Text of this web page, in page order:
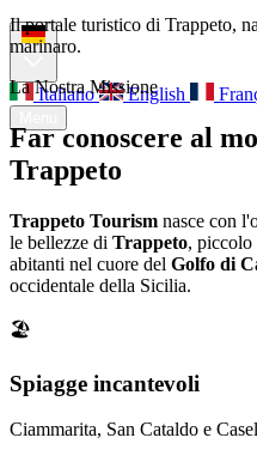
Italiano English
Il portale turistico di Trappeto,
marinaro.
La Nostra Missione
Far conoscere al
Trappeto
Trappeto Tourism nasce con
le bellezze di Trappeto, piccolo
abitanti nel cuore del Golfo di
occidentale della Sicilia.
🏖️
Spiagge incantevoli
Ciammarita, San Cataldo e